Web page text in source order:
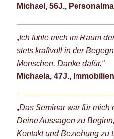
Michael, 56J.,
„Ich fühle mich im Raum
stets kraftvoll in der
Menschen. Danke dafür.“
Michaela, 47J.,
„Das Seminar war für mich
Deine Aussagen zu
Kontakt und Beziehung zu